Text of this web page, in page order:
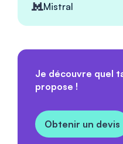
Mistral
Je découvre quel
propose !
Obtenir un devis